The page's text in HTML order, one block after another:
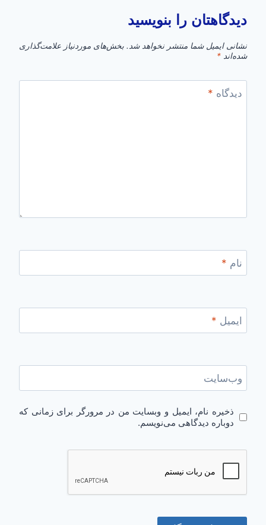
دیدگاهتان را بنویسید
نشانی ایمیل شما منتشر نخواهد شد. بخش‌های موردنیاز علامت‌گذاری
شده‌اند *
دیدگاه *
نام *
ایمیل *
وب‌سایت
ذخیره نام، ایمیل و وبسایت من در مرورگر برای زمانی که
دوباره دیدگاهی می‌نویسم.